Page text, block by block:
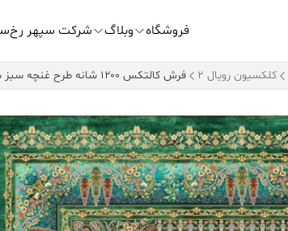
فروشگاه وبلاگ شرکت سپهر رخ
کلکسیون رویال 2 فرش کالتکس ۱۲۰۰ شانه طرح غنچه سبز سیر